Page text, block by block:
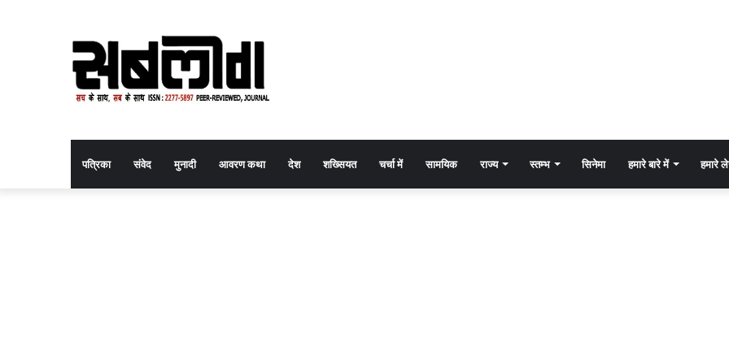
पत्रिका संवेद मुनादी आवरण कथा देश शख्सियत चर्चा में सामयिक राज्य स्तम्भ सिनेमा हमारे बारे में हमारे